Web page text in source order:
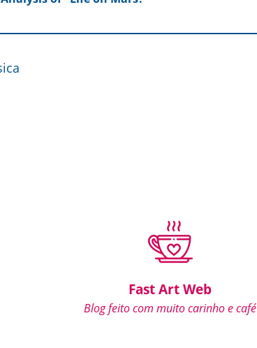
Fast Art Web
Blog feito com muito carinho e café